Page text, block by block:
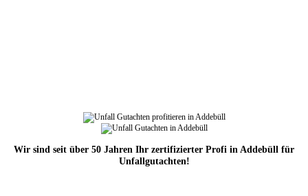
Wir sind seit über 50 Jahren Ihr zertifizierter Profi in Addebüll für
Unfallgutachten!